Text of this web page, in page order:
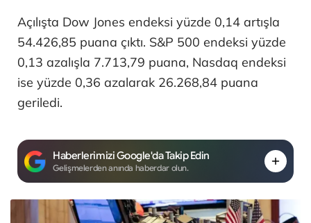
Açılışta Dow Jones endeksi yüzde 0,14 artışla
54.426,85 puana çıktı. S&P 500 endeksi yüzde
0,13 azalışla 7.713,79 puana, Nasdaq endeksi
ise yüzde 0,36 azalarak 26.268,84 puana
geriledi.
Haberlerimizi Google'da Takip Edin
Gelişmelerden anında haberdar olun.